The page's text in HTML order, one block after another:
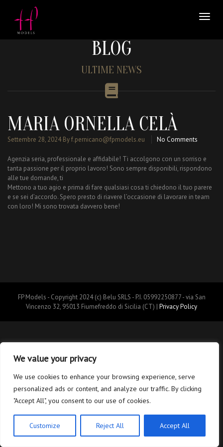
We value your privacy
We use cookies to enhance your browsing experience, serve
personalized ads or content, and analyze our traffic. By clicking
"Accept All", you consent to our use of cookies.
Customize Reject All Accept All
BLOG
ULTIME NEWS
MARIA ORNELLA CELÀ
Settembre 28, 2024 By f.pernicano@fpmodels.eu No Comments
Agenzia seria, professionale e affidabile! Ti accolgono con un sorriso e
tanta passione per il proprio lavoro! Sono sempre disponibili, rispondono
alle tue domande, ti
Mettono a tuo agio e prima di fare qualsiasi cosa ti chiedono il tuo parere
e se sei d’accordo. Spero presto di riavere l’occasione di lavorare in team
con loro! Mi sono trovata davvero bene!
FP Models - Copyright 2024 (c) Belu SRLS - P.I. 05992250877 - via San
Vincenzo 32, 95013 Fiumefreddo di Sicilia (CT) | Privacy Policy